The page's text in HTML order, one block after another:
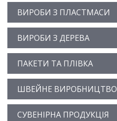
ВИРОБИ З ПЛАСТМАСИ
ВИРОБИ З ДЕРЕВА
ПАКЕТИ ТА ПЛІВКА
ШВЕЙНЕ ВИРОБНИЦТВО
СУВЕНІРНА ПРОДУКЦІЯ